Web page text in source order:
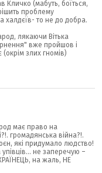
Кличко (мабуть, боїться,
проблему
халдєїв- то не до добра.
лякаючи Вітька
вже пройшов і
злих гномів)
має право на
громадянська війна?!.
які придумало людство!
упівців... не заперечую –
на жаль, НЕ